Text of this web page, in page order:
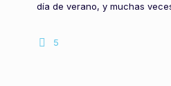
día de verano, y muchas
5